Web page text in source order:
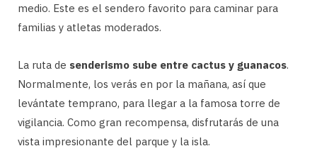
medio. Este es el sendero favorito para caminar para
familias y atletas moderados.
La ruta de senderismo sube entre cactus y guanacos.
Normalmente, los verás en por la mañana, así que
levántate temprano, para llegar a la famosa torre de
vigilancia. Como gran recompensa, disfrutarás de una
vista impresionante del parque y la isla.